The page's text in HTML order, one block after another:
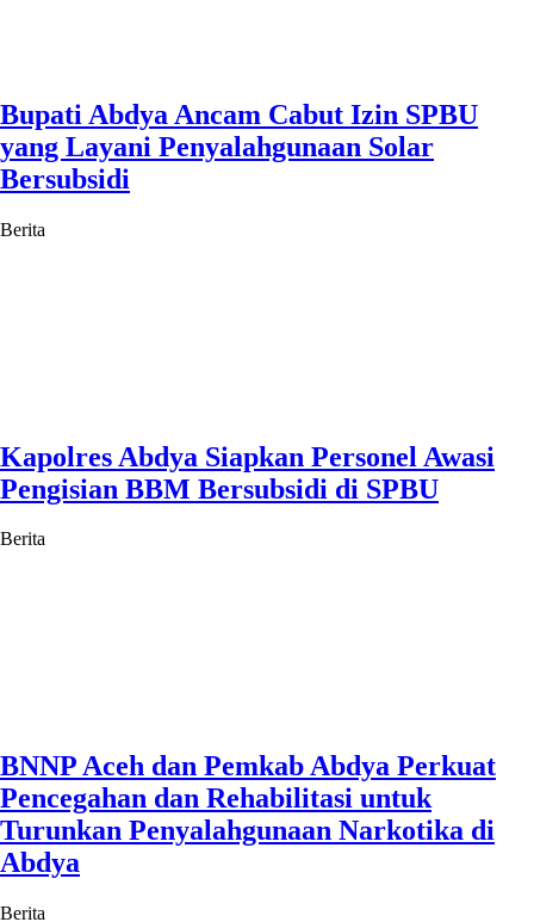
Bupati Abdya Ancam Cabut Izin SPBU
yang Layani Penyalahgunaan Solar
Bersubsidi
Berita
Kapolres Abdya Siapkan Personel Awasi
Pengisian BBM Bersubsidi di SPBU
Berita
BNNP Aceh dan Pemkab Abdya Perkuat
Pencegahan dan Rehabilitasi untuk
Turunkan Penyalahgunaan Narkotika di
Abdya
Berita